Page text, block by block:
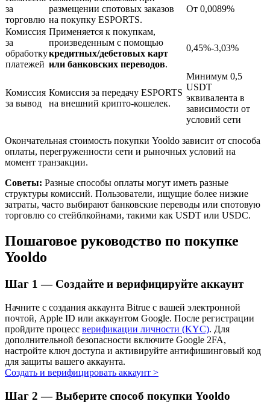
Получите долгосрочную прибыль и гибкие проценты
Изучите стейкинг
Узнайте о пассивном доходе
Bitrue
AI
за
торговлю
размещении спотовых заказов
на покупку ESPORTS.
От 0,0089%
Комиссия
за
обработку
платежей
Применяется к покупкам,
произведенным с помощью
кредитных/дебетовых карт
или банковских переводов.
0,45%-3,03%
Комиссия
за вывод
Комиссия за передачу ESPORTS
на внешний крипто-кошелек.
Минимум 0,5
USDT
эквивалента в
зависимости от
условий сети
Окончательная стоимость покупки Yooldo зависит от способа
оплаты, перегруженности сети и рыночных условий на
момент транзакции.
Советы: Разные способы оплаты могут иметь разные
структуры комиссий. Пользователи, ищущие более низкие
затраты, часто выбирают банковские переводы или спотовую
торговлю со стейблкойнами, такими как USDT или USDC.
Пошаговое руководство по покупке
Yooldo
Шаг 1 — Создайте и верифицируйте аккаунт
Начните с создания аккаунта Bitrue с вашей электронной
почтой, Apple ID или аккаунтом Google. После регистрации
пройдите процесс верификации личности (KYC). Для
дополнительной безопасности включите Google 2FA,
настройте ключ доступа и активируйте антифишинговый код
для защиты вашего аккаунта.
Создать и верифицировать аккаунт >
Шаг 2 — Выберите способ покупки Yooldo